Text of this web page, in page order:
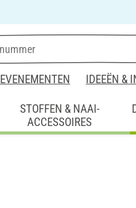
EVENEMENTEN IDEEËN &
STOFFEN & NAAI-
ACCESSOIRES